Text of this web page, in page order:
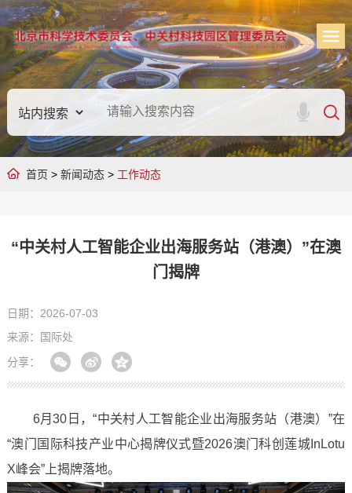
首页 > 新闻动态> 工作动态
“中关村人工智能企业出海服务站（港澳）”在澳
门揭牌
日期：2026-07-03
来源：国际处
分享：
6月30日，“中关村人工智能企业出海服务站（港澳）”在
“澳门国际科技产业中心揭牌仪式暨2026澳门科创莲城InLotu
X峰会”上揭牌落地。